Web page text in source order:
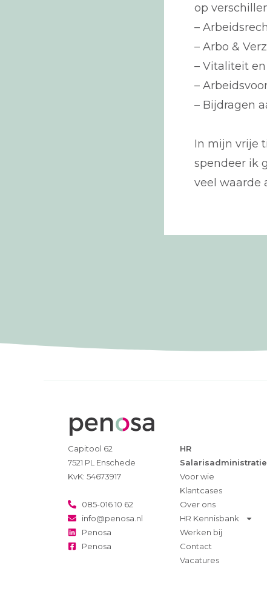
op
–
– Arbo &
– Vitaliteit
–
– Bijdragen
In mijn vrije
spendeer ik
veel waarde
Capitool 62
7521 PL Enschede
KvK: 54673917
085-016 10 62
info@penosa.nl
Penosa
Penosa
HR
Salarisadministratie
Voor wie
Klantcases
Over ons
HR Kennisbank
Werken bij
Contact
Vacatures